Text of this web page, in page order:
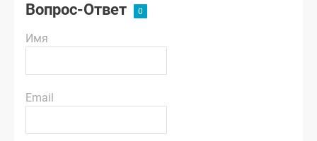
Вопрос-Ответ
Имя
Email